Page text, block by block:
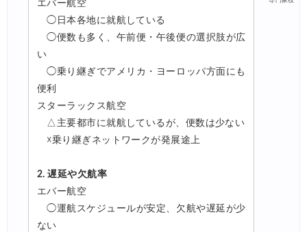
エバー航空
◯日本各地に就航している
◯便数も多く、午前便・午後便の選択肢が広
い
◯乗り継ぎでアメリカ・ヨーロッパ方面にも
便利
スターラックス航空
△主要都市に就航しているが、便数は少ない
☓乗り継ぎネットワークが発展途上
2. 遅延や欠航率
エバー航空
◯運航スケジュールが安定、欠航や遅延が少
ない